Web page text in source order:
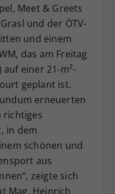
Meet & Greets
und der ÖTV-
und einem
das am Freitag
auf einer 21-m²-
geplant ist.
erneuerten
richtiges
in dem
schönen und
aus
zeigte sich
Mag. Heinrich